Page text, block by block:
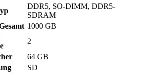
DDR5, SO-DIMM, DDR5-
SDRAM
1000 GB
2
64 GB
SD